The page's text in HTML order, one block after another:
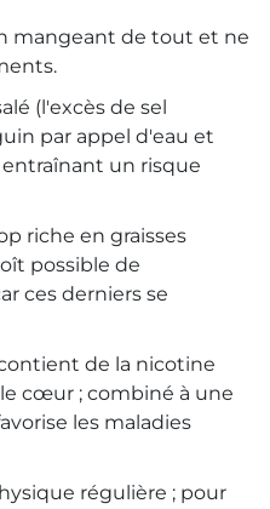
mangeant de tout et ne
(l'excès de sel
par appel d'eau et
un risque
riche en graisses
possible de
ces derniers se
de la nicotine
cœur ; combiné à une
les maladies
régulière ; pour